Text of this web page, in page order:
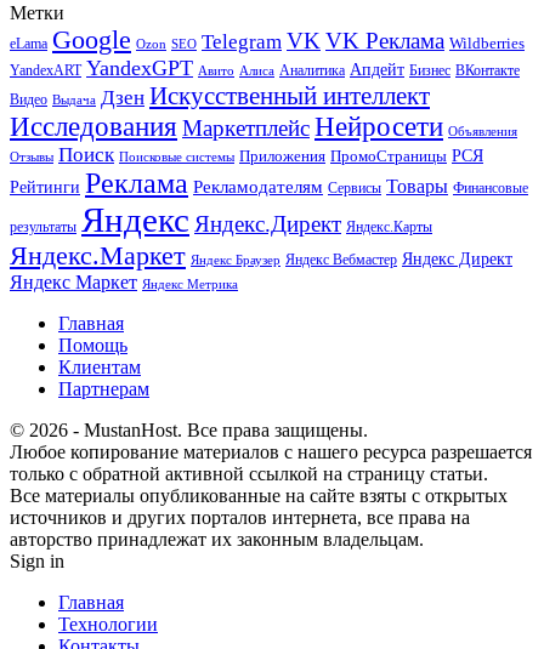
Метки
eLama Google Ozon SEO Telegram VK VK Реклама Wildberries
YandexART YandexGPT Авито Алиса Аналитика Апдейт Бизнес ВКонтакте
Видео Выдача Дзен Искусственный интеллект
Исследования МаркетплейсНейросети Объявления
Отзывы Поиск Поисковые системы Приложения ПромоСтраницы РСЯ
Рейтинги Реклама Рекламодателям Сервисы Товары Финансовые
результаты Яндекс Яндекс.Директ Яндекс.Карты
Яндекс.Маркет Яндекс Браузер Яндекс Вебмастер Яндекс Директ
Яндекс Маркет Яндекс Метрика
Главная
Помощь
Клиентам
Партнерам
© 2026 - MustanHost. Все права защищены.
Любое копирование материалов с нашего ресурса разрешается
только с обратной активной ссылкой на страницу статьи.
Все материалы опубликованные на сайте взяты с открытых
источников и других порталов интернета, все права на
авторство принадлежат их законным владельцам.
Sign in
Главная
Технологии